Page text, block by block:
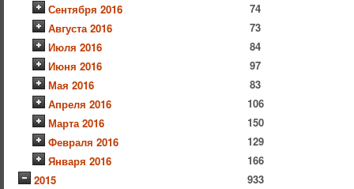
Сентября 2016
74
Августа 2016
73
Июля 2016
84
Июня 2016
97
Мая 2016
83
Апреля 2016
106
Марта 2016
150
Февраля 2016
129
Января 2016
166
2015
933